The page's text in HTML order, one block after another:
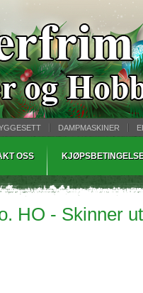
DAMPMASKINER
OSS
HO - Skinner